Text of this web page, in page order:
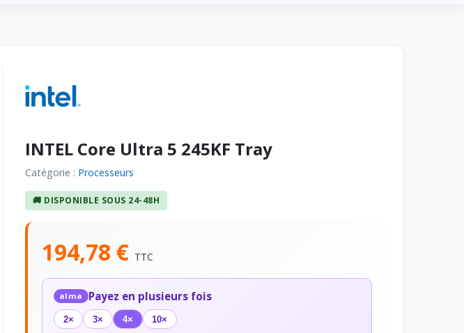
INTEL Core Ultra 5 245KF Tray
Catégorie : Processeurs
🚚 DISPONIBLE SOUS 24-48H
194,78 € TTC
alma Payez en plusieurs fois
2× 3× 4× 10×